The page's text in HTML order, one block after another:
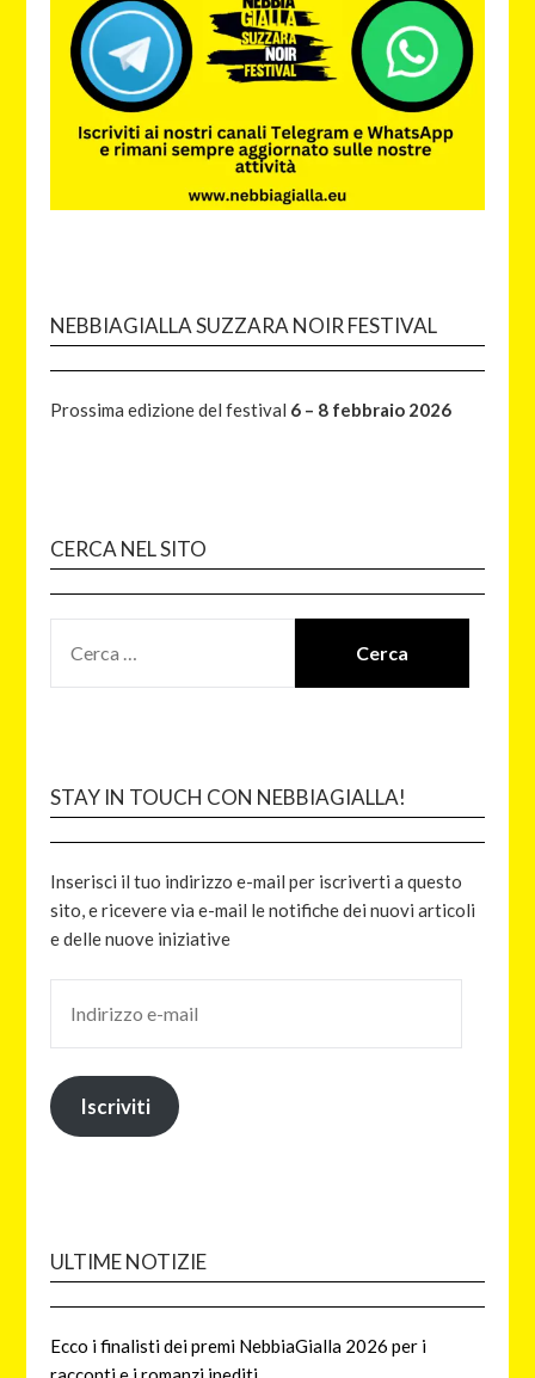
NEBBIAGIALLA SUZZARA NOIR FESTIVAL
Prossima edizione del festival 6 – 8 febbraio 2026
CERCA NEL SITO
STAY IN TOUCH CON NEBBIAGIALLA!
Inserisci il tuo indirizzo e-mail per iscriverti a questo
sito, e ricevere via e-mail le notifiche dei nuovi articoli
e delle nuove iniziative
Iscriviti
ULTIME NOTIZIE
Ecco i finalisti dei premi NebbiaGialla 2026 per i